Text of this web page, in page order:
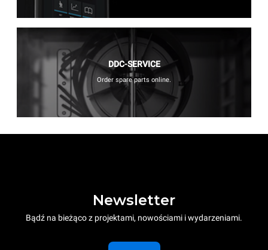
DDC-SERVICE
Order spare parts online.
Newsletter
Bądź na bieżąco z projektami, nowościami i wydarzeniami.